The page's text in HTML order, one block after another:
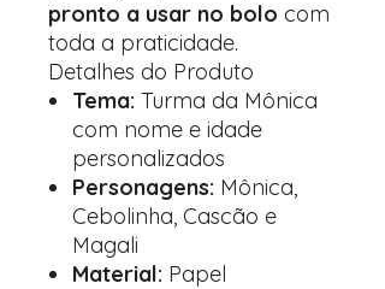
pronto a usar no bolo com
toda a praticidade.
Detalhes do Produto
Tema: Turma da Mônica
com nome e idade
personalizados
Personagens: Mônica,
Cebolinha, Cascão e
Magali
Material: Papel